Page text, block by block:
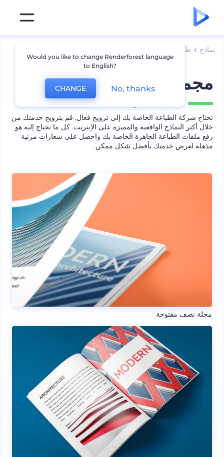
نماذج طباعة
مجموعة الطباعة الملونة
تحتاج شركة الطباعة الخاصة بك إلى ترويج فعال. قم بترويج خدمتك من
خلال أكثر النماذج الواقعية والمميزة على الإنترنت. كل ما تحتاج إليه هو
رفع ملفات الطباعة الجاهزة الخاصة بك واحصل على شعارات مرئية
مذهلة لعرض خدمتك بأفضل شكل ممكن.
مجلة نصف مفتوحة
Would you like to change Renderforest language
to English?
CHANGE No, thanks